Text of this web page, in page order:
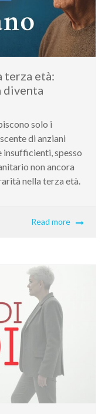
terza età:
diventa
solo i
di anziani
insufficienti, spesso
non ancora
nella terza età.
Read more